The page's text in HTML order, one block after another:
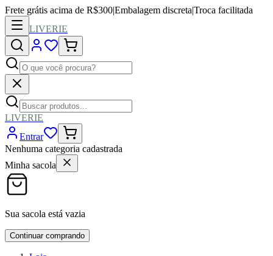
Frete grátis acima de R$300|Embalagem discreta|Troca facilitada
LIVERIE
LIVERIE
Entrar
Nenhuma categoria cadastrada
Minha sacola
Sua sacola está vazia
Continuar comprando